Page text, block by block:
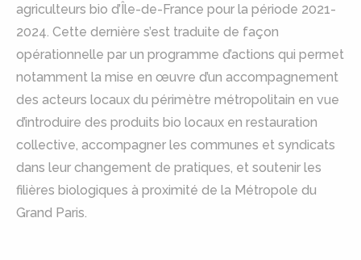
agriculteurs bio d’Île-de-France pour la période 2021-
2024. Cette dernière s’est traduite de façon
opérationnelle par un programme d’actions qui permet
notamment la mise en œuvre d’un accompagnement
des acteurs locaux du périmètre métropolitain en vue
d’introduire des produits bio locaux en restauration
collective, accompagner les communes et syndicats
dans leur changement de pratiques, et soutenir les
filières biologiques à proximité de la Métropole du
Grand Paris.